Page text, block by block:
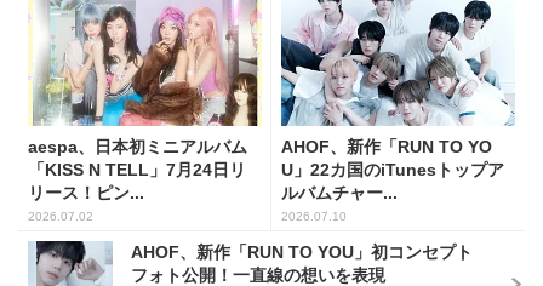
aespa、日本初ミニアルバム
「KISS N TELL」7月24日リ
リース！ピン...
2026.07.02
AHOF、新作「RUN TO YO
U」22カ国のiTunesトップア
ルバムチャー...
2026.07.10
AHOF、新作「RUN TO YOU」初コンセプト
フォト公開！一直線の想いを表現